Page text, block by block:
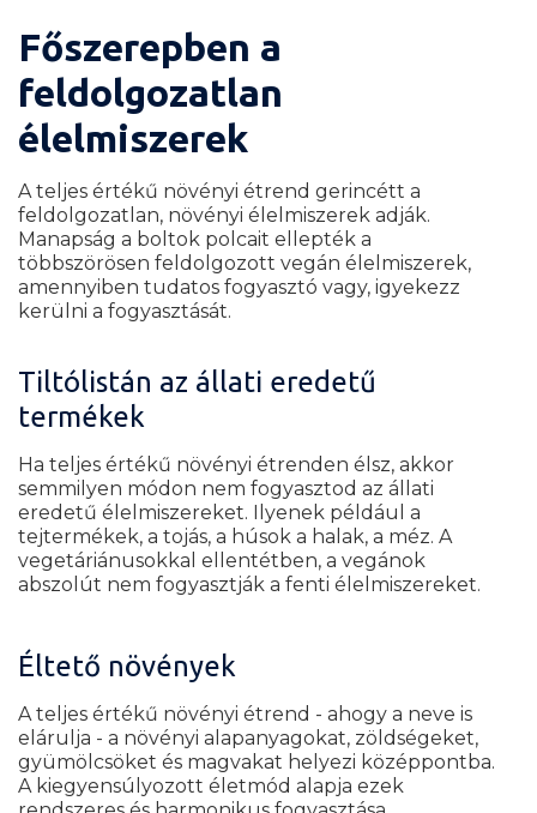
Főszerepben a
feldolgozatlan
élelmiszerek
A teljes értékű növényi étrend gerincétt a
feldolgozatlan, növényi élelmiszerek adják.
Manapság a boltok polcait ellepték a
többszörösen feldolgozott vegán élelmiszerek,
amennyiben tudatos fogyasztó vagy, igyekezz
kerülni a fogyasztását.
Tiltólistán az állati eredetű
termékek
Ha teljes értékű növényi étrenden élsz, akkor
semmilyen módon nem fogyasztod az állati
eredetű élelmiszereket. Ilyenek például a
tejtermékek, a tojás, a húsok a halak, a méz. A
vegetáriánusokkal ellentétben, a vegánok
abszolút nem fogyasztják a fenti élelmiszereket.
Éltető növények
A teljes értékű növényi étrend - ahogy a neve is
elárulja - a növényi alapanyagokat, zöldségeket,
gyümölcsöket és magvakat helyezi középpontba.
A kiegyensúlyozott életmód alapja ezek